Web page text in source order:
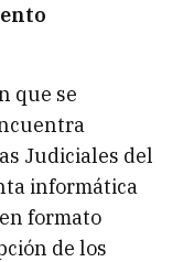
que se
Judiciales del
informática
formato
de los